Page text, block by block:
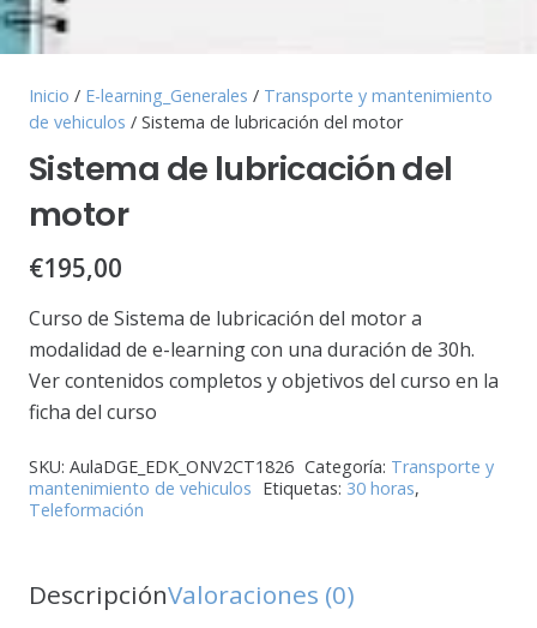
Inicio / E-learning_Generales / Transporte y mantenimiento
de vehiculos / Sistema de lubricación del motor
Sistema de lubricación del
motor
€195,00
Curso de Sistema de lubricación del motor a
modalidad de e-learning con una duración de 30h.
Ver contenidos completos y objetivos del curso en la
ficha del curso
SKU: AulaDGE_EDK_ONV2CT1826 Categoría: Transporte y
mantenimiento de vehiculos Etiquetas: 30 horas,
Teleformación
DescripciónValoraciones (0)